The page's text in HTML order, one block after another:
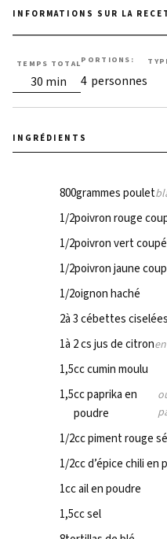
TEMPS TOTAL
30 minutes
min
PORTIONS:
4 personnes
INGRÉDIENTS
800grammes poulet
1/2poivron rouge
1/2poivron vert
1/2poivron jaune
1/2oignon haché
2à 3 cébettes ciselées
1à 2 cs jus de citron
1,5cc cumin moulu
1,5cc paprika en
poudre
1/2cc piment rouge
1/2cc d’épice chili en
1cc ail en poudre
1,5cc sel